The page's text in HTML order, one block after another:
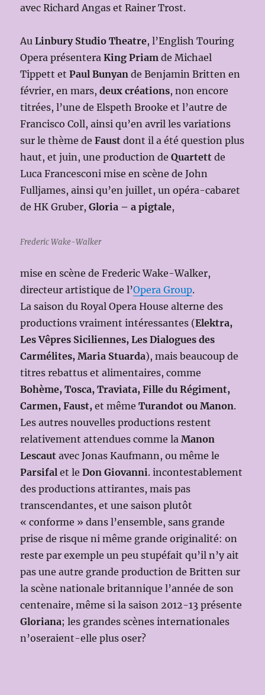
avec Richard Angas et Rainer Trost.
AuLinbury Studio Theatre, l’English Touring
Opera présenteraKing Priam de Michael
Tippett etPaul Bunyan de Benjamin Britten en
février, en mars,deux créations, non encore
titrées, l’une de Elspeth Brooke et l’autre de
Francisco Coll, ainsi qu’en avril les variations
sur le thème deFaust dont il a été question plus
haut, et juin, une production deQuartett de
Luca Francesconi mise en scène de John
Fulljames, ainsi qu’en juillet, un opéra-cabaret
de HK Gruber,Gloria – a pigtale,
Frederic Wake-Walker
mise en scène de Frederic Wake-Walker,
directeur artistique de l’Opera Group.
La saison du Royal Opera House alterne des
productions vraiment intéressantes (Elektra,
Les Vêpres Siciliennes, Les Dialogues des
Carmélites, Maria Stuarda), mais beaucoup de
titres rebattus et alimentaires, comme
Bohème, Tosca, Traviata, Fille du Régiment,
Carmen, Faust,et même Turandot ou Manon.
Les autres nouvelles productions restent
relativement attendues comme laManon
Lescaut avec Jonas Kaufmann, ou même le
Parsifal et leDon Giovanni. incontestablement
des productions attirantes, mais pas
transcendantes, et une saison plutôt
« conforme » dans l’ensemble, sans grande
prise de risque ni même grande originalité: on
reste par exemple un peu stupéfait qu’il n’y ait
pas une autre grande production de Britten sur
la scène nationale britannique l’année de son
centenaire, même si la saison 2012-13 présente
Gloriana; les grandes scènes internationales
n’oseraient-elle plus oser?